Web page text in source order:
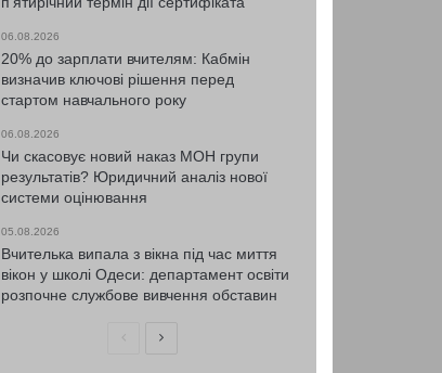
06.08.2026
20% до зарплати вчителям: Кабмін
визначив ключові рішення перед
стартом навчального року
06.08.2026
Чи скасовує новий наказ МОН групи
результатів? Юридичний аналіз нової
системи оцінювання
05.08.2026
Вчителька випала з вікна під час миття
вікон у школі Одеси: департамент освіти
розпочне службове вивчення обставин
ПопередняНаступна